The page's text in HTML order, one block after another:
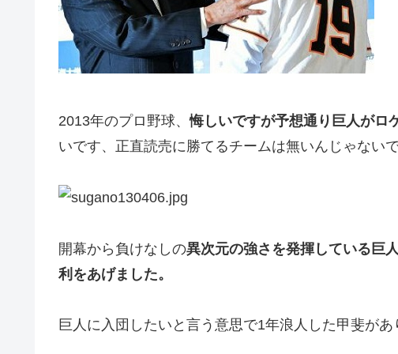
2013年のプロ野球、悔しいですが予想通り巨人がロ
いです、正直読売に勝てるチームは無いんじゃない
開幕から負けなしの異次元の強さを発揮している巨人
利をあげました。
巨人に入団したいと言う意思で1年浪人した甲斐があ